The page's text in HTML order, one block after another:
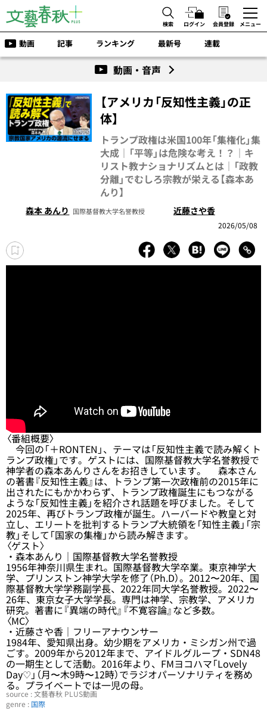
検索 ログイン 会員登録 メニュー
動画 記事 ランキング 最新号 連載
動画・音声
【アメリカ「反知性主義」の正
体】
トランプ政権は米国100年「集権化」集
大成｜「平等」は危険な考え！？｜キ
リスト教ナショナリズムとは｜「政教
分離」でむしろ宗教が栄える【森本あ
んり】
森本 あんり 国際基督教大学名誉教授 近藤さや香
2026/05/08
〈番組概要〉
今回の「＋RONTEN」、テーマは「反知性主義で読み解くト
ランプ政権」です。ゲストには、国際基督教大学名誉教授で
神学者の森本あんりさんをお招きしています。 森本さん
の著書『反知性主義』は、トランプ第一次政権前の2015年に
出されたにもかかわらず、トランプ政権誕生にもつながる
ような「反知性主義」を紹介され話題を呼びました。そして
2025年、再びトランプ政権が誕生。ハーバードや教皇と対
立し、エリートを批判するトランプ大統領を「知性主義」「宗
教」そして「国家の集権」から読み解きます。
〈ゲスト〉
・森本あんり｜国際基督教大学名誉教授
1956年神奈川県生まれ。国際基督教大学卒業。東京神学大
学、プリンストン神学大学を修了（Ph.D）。2012〜20年、国
際基督教大学学務副学長、2022年同大学名誉教授。2022〜
26年、東京女子大学学長。専門は神学、宗教学、アメリカ
研究。著書に『異端の時代』『不寛容論』など多数。
〈MC〉
・近藤さや香｜フリーアナウンサー
1984年、愛知県出身。幼少期をアメリカ・ミシガン州で過
ごす。2009年から2012年まで、アイドルグループ・SDN48
の一期生として活動。2016年より、FMヨコハマ「Lovely
Day♡」（月〜木9時〜12時）でラジオパーソナリティを務め
る。プライベートでは一児の母。
source : 文藝春秋 PLUS動画
genre : 国際